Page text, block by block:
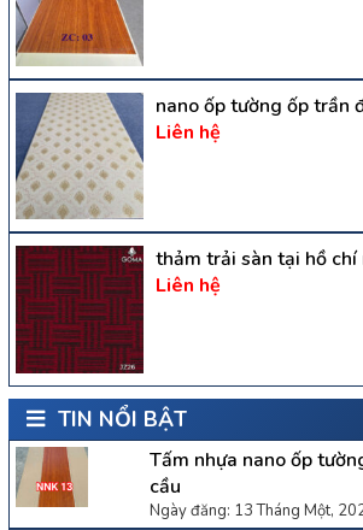
nano ốp tường ốp trần
Liên hệ
thảm trải sàn tại hồ
Liên hệ
TIN NỔI BẬT
Tấm nhựa nano ốp
cầu
Ngày đăng: 13 Tháng Một,